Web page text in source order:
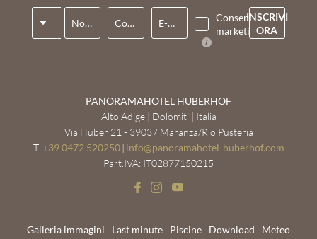
Nome* Cognome* E-mail*
Consenso
marketing*
INSCRIVI
ORA
PANORAMAHOTEL HUBERHOF
Alto Adige | Dolomiti | Italia
Via Huber 21 - 39037 Maranza/Rio Pusteria
T. +39 0472 520250 | info@panoramahotel-huberhof.com
Part.IVA: IT02877150215
Galleria immagini Last minute Piscine Download
Meteo